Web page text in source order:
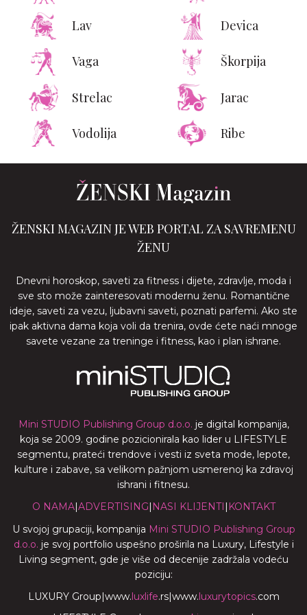
Lav Devica
Vaga Škorpija
Strelac Jarac
Vodolija Ribe
ŽENSKI MAGAZIN JE WEB PORTAL ZA SAVREMENU
ŽENU
Dnevni horoskop, saveti za fitness i dijete, zdravlje, moda i
sve sto može zainteresovati modernu ženu. Romantične
ideje, saveti za vezu, ljubavni saveti, poznati parfemi. Ako ste
ipak aktivna dama koja voli da trenira, ovde ćete naći mnoge
savete vezane za treninge i fitness, kao i plan ishrane.
Mini STUDIO Publishing Group d.o.o. je digital kompanija,
koja se 2009. godine pozicionirala kao lider u LIFESTYLE
segmentu, prateći trendove i vesti iz sveta mode, lepote,
kulture i zabave, sa velikom pažnjom usmerenoj ka zdravoj
ishrani i fitnesu.
O NAMA|ADVERTISING| NASI KLIJENTI | KONTAKT
U svojoj grupaciji, kompanija Mini STUDIO Publishing Group
d.o.o. je svoj portfolio uspešno proširila na Luxury, Lifestyle i
Living segment, gde je više od decenije zadržala vodeću
poziciju:
LUXURY Group|www.luxlife.rs|www.luxurytopics.com